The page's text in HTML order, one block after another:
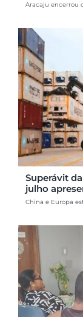
Aracaju encerrou
Superávit
julho
China e Europa